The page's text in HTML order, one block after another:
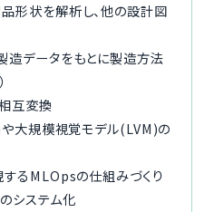
形状を解析し、他の設計図
造データをもとに製造方法
互変換
大規模視覚モデル(LVM)の
るMLOpsの仕組みづくり
システム化